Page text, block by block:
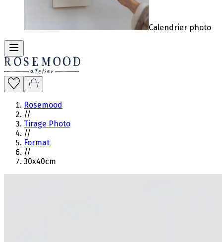
Calendrier photo
Rosemood
//
Tirage Photo
//
Format
//
30x40cm